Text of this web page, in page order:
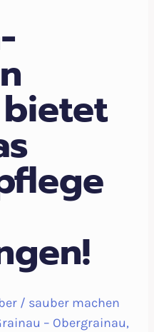
/ sauber machen
– Obergrainau,